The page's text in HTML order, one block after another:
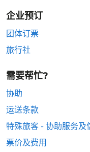
企业预订
团体订票
旅行社
需要帮忙?
协助
运送条款
特殊旅客 - 协助服务及
票价及费用